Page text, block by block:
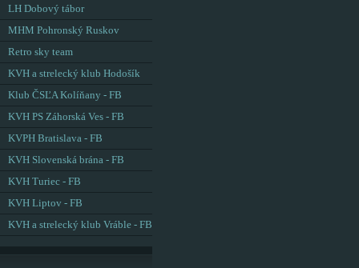
LH Dobový tábor
MHM Pohronský Ruskov
Retro sky team
KVH a strelecký klub Hodošík
Klub ČSĽA Kolíňany - FB
KVH PS Záhorská Ves - FB
KVPH Bratislava - FB
KVH Slovenská brána - FB
KVH Turiec - FB
KVH Liptov - FB
KVH a strelecký klub Vráble - FB